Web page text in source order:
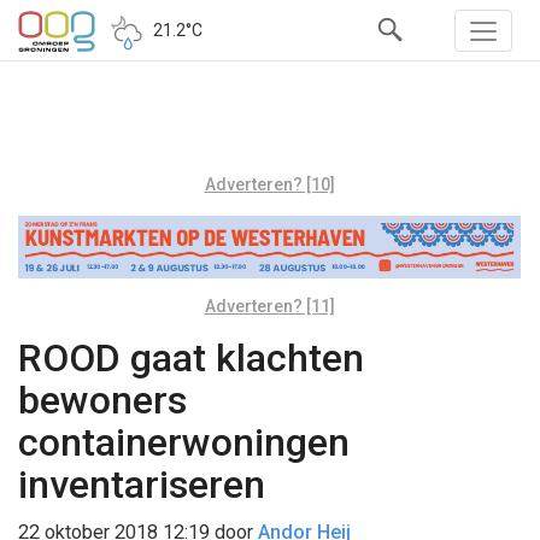
21.2°C
Adverteren? [10]
Adverteren? [11]
ROOD gaat klachten
bewoners
containerwoningen
inventariseren
22 oktober 2018 12:19 door Andor Heij